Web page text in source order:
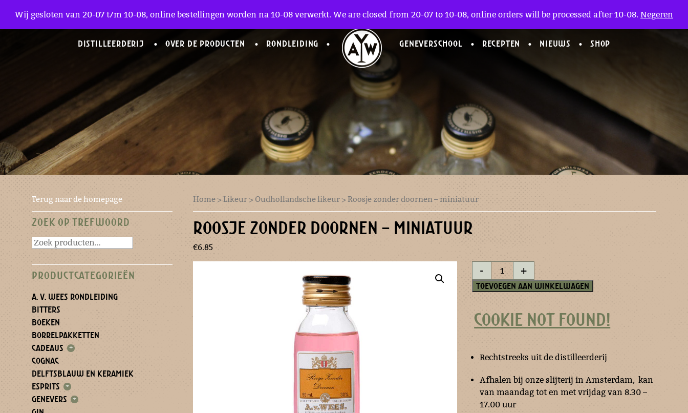
DISTILLEERDERIJ OVER DE PRODUCTEN RONDLEIDING GENEVERSCHOOL RECEPTEN NIEUWS SHOP
Terug naar de homepage
ZOEK OP TREFWOORD
PRODUCTCATEGORIEËN
A. V. WEES RONDLEIDING
BITTERS
BOEKEN
BORRELPAKKETTEN
CADEAUS +
COGNAC
DELFTSBLAUW EN KERAMIEK
ESPRITS +
GENEVERS +
Home >Likeur> Oudhollandsche likeur > Roosje zonder doornen – miniatuur
ROOSJE ZONDER DOORNEN – MINIATUUR
€6.85
-
zonder
doornen
-
aantal
+
Toevoegen aan winkelwagen
COOKIE NOT FOUND!
Rechtstreeks uit de distilleerderij
Afhalen bij onze slijterij in Amsterdam, kan
van maandag tot en met vrijdag van 8.30 –
17.00 uur
Wij gesloten van 20-07 t/m 10-08, online bestellingen worden na 10-08 verwerkt. We are closed from 20-07 to 10-08, online orders will be processed after 10-08. Negeren